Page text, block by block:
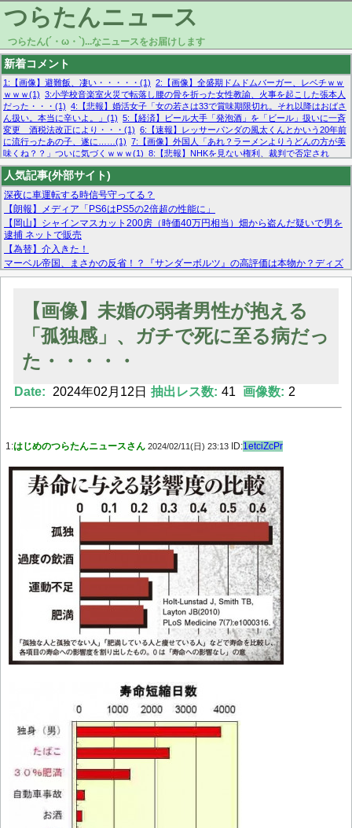
つらたんニュース
つらたん(´・ω・`)...なニュースをお届けします
新着コメント
1:【画像】避難飯、凄い・・・・・(1) 2:【画像】全盛期ドムドムバーガー、レベチｗｗ
ｗｗｗ(1) 3:小学校音楽室火災で転落し腰の骨を折った女性教諭、火事を起こした張本人
だった・・・(1) 4:【悲報】婚活女子「女の若さは33で賞味期限切れ。それ以降はおばさ
ん扱い。本当に辛いよ。」(1) 5:【経済】ビール大手「発泡酒」を「ビール」扱いに一斉
変更 酒税法改正により・・・(1) 6:【速報】レッサーパンダの風太くんとかいう20年前
に流行ったあの子、遂に……(1) 7:【画像】外国人「あれ？ラーメンよりうどんの方が美
味くね？？」ついに気づくｗｗｗ(1) 8:【悲報】NHKを見ない権利、裁判で否定され
る・・・(1) 9:欧州委員長「原発縮小は間違いでした」(1) 10:【悲報】日本企業の人手不
足、限界突破 52%「正社員も足りてません…」(1)
人気記事(外部サイト)
深夜に車運転する時信号守ってる？
【朗報】メディア「PS6はPS5の2倍超の性能に」
【岡山】シャインマスカット200房（時価40万円相当）畑から盗んだ疑いで男を
逮捕 ネットで販売
【為替】介入きた！
マーベル帝国、まさかの反省！？『サンダーボルツ』の高評価は本物か？ディズ
ニーCEOの「量より質」宣言の裏で渦巻くファンの本音とMCUの未来を徹底考
【モー娘。石田亜佑美】ファーストテイク出演も新規獲得ならず？北川莉央が1
【画像あり】FacebookとかTwitterで拾ったエロ画像貼ってくよ
Powered by livedoor 相互RSS
【画像】未婚の弱者男性が抱える
「孤独感」、ガチで死に至る病だっ
た・・・・・
Date: 2024年02月12日 抽出レス数: 41 画像数: 2
1:はじめのつらたんニュースさん 2024/02/11(日) 23:13 ID:1etciZcPr